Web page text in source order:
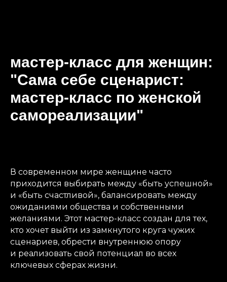
мастер-класс для женщин:
"Сама себе сценарист:
мастер-класс по женской
самореализации"
​В современном мире женщине часто
приходится выбирать между «быть успешной»
и «быть счастливой», балансировать между
ожиданиями общества и собственными
желаниями. Этот мастер-класс создан для тех,
кто хочет выйти из замкнутого круга чужих
сценариев, обрести внутреннюю опору
и реализовать свой потенциал во всех
ключевых сферах жизни. ​